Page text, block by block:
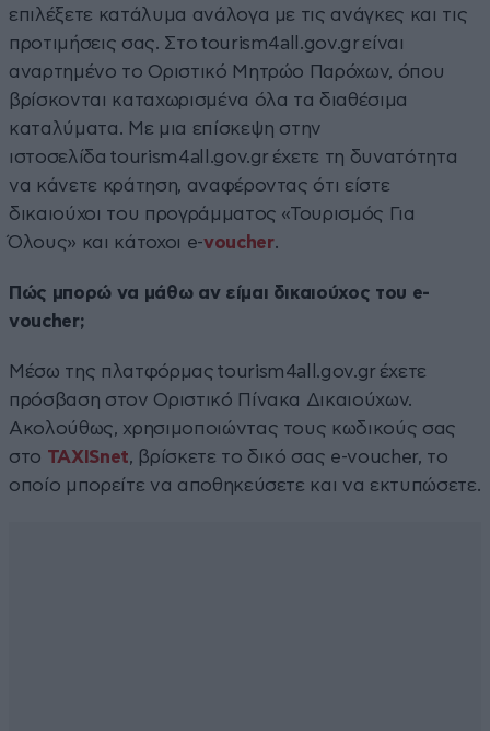
επιλέξετε κατάλυμα ανάλογα με τις ανάγκες και τις
προτιμήσεις σας. Στο tourism4all.gov.gr είναι
αναρτημένο το Οριστικό Μητρώο Παρόχων, όπου
βρίσκονται καταχωρισμένα όλα τα διαθέσιμα
καταλύματα. Με μια επίσκεψη στην
ιστοσελίδα tourism4all.gov.gr έχετε τη δυνατότητα
να κάνετε κράτηση, αναφέροντας ότι είστε
δικαιούχοι του προγράμματος «Τουρισμός Για
Όλους» και κάτοχοι e-voucher.
Πώς μπορώ να μάθω αν είμαι δικαιούχος του e-
voucher;
Μέσω της πλατφόρμας tourism4all.gov.gr έχετε
πρόσβαση στον Οριστικό Πίνακα Δικαιούχων.
Ακολούθως, χρησιμοποιώντας τους κωδικούς σας
στο TAXISnet, βρίσκετε το δικό σας e-voucher, το
οποίο μπορείτε να αποθηκεύσετε και να εκτυπώσετε.